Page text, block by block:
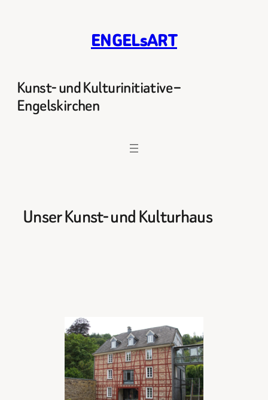
ENGELsART
Kunst- und Kulturinitiative –
Engelskirchen
Unser Kunst- und Kulturhaus